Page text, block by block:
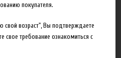
предназначен для
вы можете в нашем
покупателя.
возраст", Вы подтверждаете
свое требование ознакомиться с